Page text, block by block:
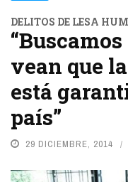
DELITOS DE LESA
vean que
está
país”
29 DICIEMBRE, 2014